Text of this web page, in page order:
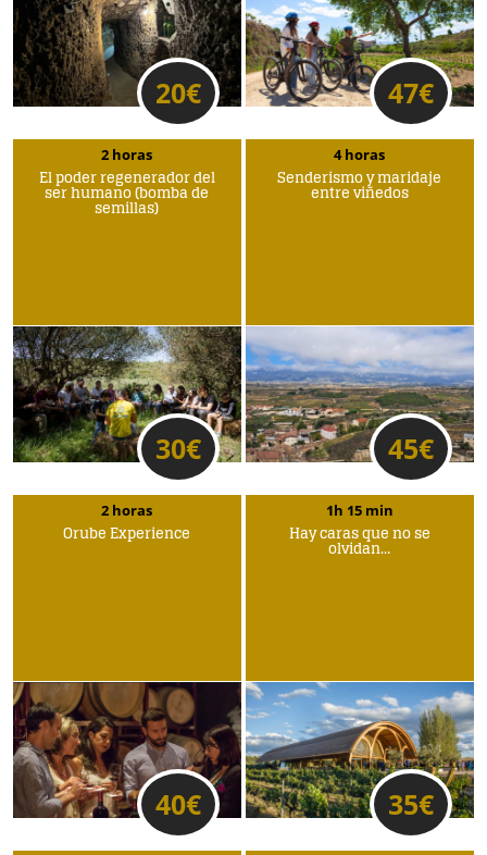
20€ 47€
2 horas
El poder regenerador del
ser humano (bomba de
semillas)
30€
2 horas
Orube Experience
40€
1h 15 min
Hay caras que no se
olvidan…
35€
4 horas
Senderismo y maridaje
entre viñedos
45€